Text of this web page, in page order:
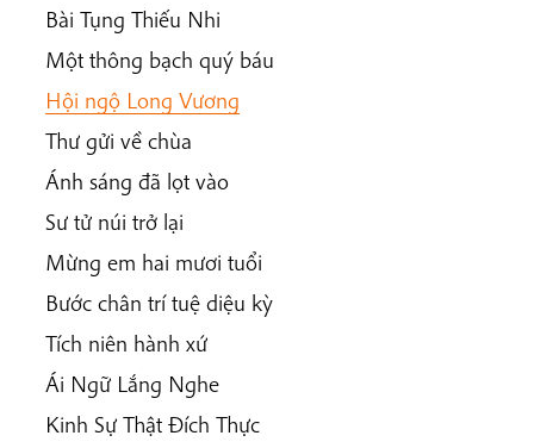
Bài Tụng Thiếu Nhi
Một thông bạch quý báu
Hội ngộ Long Vương
Thư gửi về chùa
Ánh sáng đã lọt vào
Sư tử núi trở lại
Mừng em hai mươi tuổi
Bước chân trí tuệ diệu kỳ
Tích niên hành xứ
Ái Ngữ Lắng Nghe
Kinh Sự Thật Đích Thực